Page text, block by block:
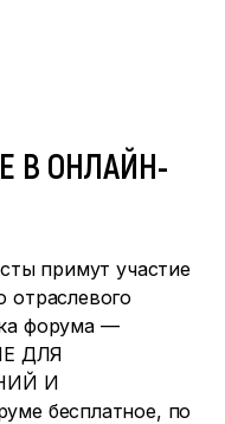
В ОНЛАЙН-
примут участие
отраслевого
форума —
ДЛЯ
И
бесплатное, по